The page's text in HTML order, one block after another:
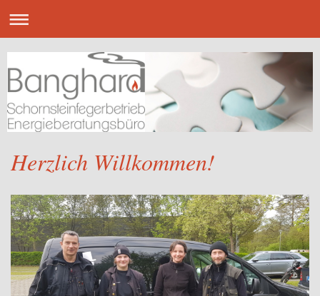
Herzlich Willkommen!